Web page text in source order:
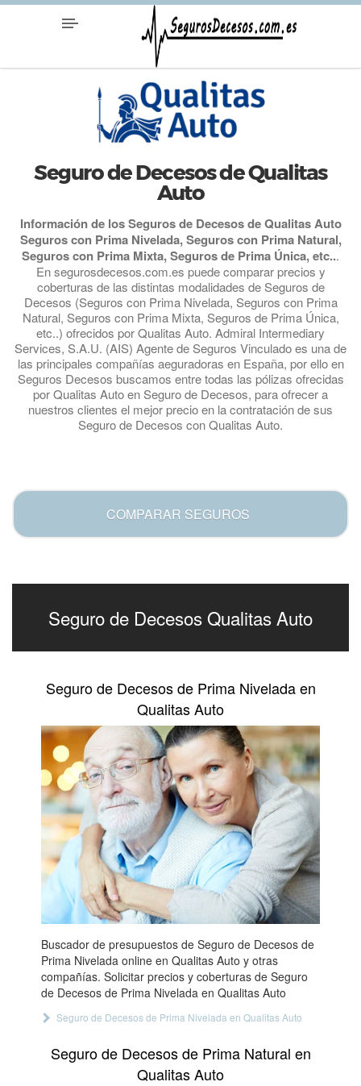
Seguro de Decesos de Qualitas
Auto
Información de los Seguros de Decesos de Qualitas Auto
Seguros con Prima Nivelada, Seguros con Prima Natural,
Seguros con Prima Mixta, Seguros de Prima Única, etc...
En segurosdecesos.com.es puede comparar precios y
coberturas de las distintas modalidades de Seguros de
Decesos (Seguros con Prima Nivelada, Seguros con Prima
Natural, Seguros con Prima Mixta, Seguros de Prima Única,
etc..) ofrecidos por Qualitas Auto. Admiral Intermediary
Services, S.A.U. (AIS) Agente de Seguros Vinculado es una de
las principales compañías aeguradoras en España, por ello en
Seguros Decesos buscamos entre todas las pólizas ofrecidas
por Qualitas Auto en Seguro de Decesos, para ofrecer a
nuestros clientes el mejor precio en la contratación de sus
Seguro de Decesos con Qualitas Auto.
COMPARAR SEGUROS
Seguro de Decesos Qualitas Auto
Seguro de Decesos de Prima Nivelada en
Qualitas Auto
Buscador de presupuestos de Seguro de Decesos de
Prima Nivelada online en Qualitas Auto y otras
compañías. Solicitar precios y coberturas de Seguro
de Decesos de Prima Nivelada en Qualitas Auto
Seguro de Decesos de Prima Nivelada en Qualitas Auto
Seguro de Decesos de Prima Natural en
Qualitas Auto